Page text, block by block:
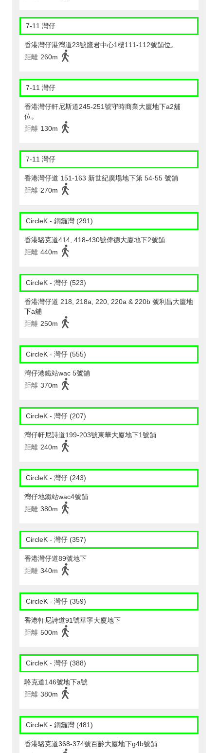
7-11 灣仔
香港灣仔港灣道23號鷹君中心1樓111-112號舖位。
距離 260m
7-11 灣仔
香港灣仔軒尼斯道245-251號守時商業大廈地下a2舖
位。
距離 130m
7-11 灣仔
香港灣仔道 151-163 新世紀廣場地下第 54-55 號舖
距離 270m
CircleK - 銅鑼灣 (291)
香港駱克道414, 418-430號偉德大廈地下2號舖
距離 440m
CircleK - 灣仔 (523)
香港灣仔道 218, 218a, 220, 220a & 220b 號利昌大廈地
下a舖
距離 250m
CircleK - 灣仔 (555)
灣仔港鐵站wac 5號舖
距離 370m
CircleK - 灣仔 (207)
灣仔軒尼詩道199-203號東華大廈地下1號舖
距離 240m
CircleK - 灣仔 (243)
灣仔地鐵站wac4號舖
距離 380m
CircleK - 灣仔 (357)
香港灣仔道89號地下
距離 340m
CircleK - 灣仔 (359)
香港軒尼詩道91號華寧大廈地下
距離 500m
CircleK - 灣仔 (388)
駱克道146號地下a號
距離 380m
CircleK - 銅鑼灣 (481)
香港駱克道368-374號百齡大廈地下g4b號舖